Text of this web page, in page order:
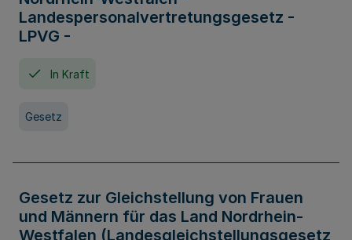
Landespersonalvertretungsgesetz -
LPVG -
In Kraft
Gesetz
Gesetz zur Gleichstellung von Frauen
und Männern für das Land Nordrhein-
Westfalen (Landesgleichstellungsgesetz